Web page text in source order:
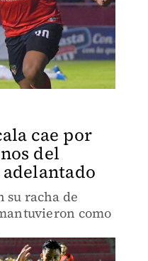
cae por
del
su racha de
como